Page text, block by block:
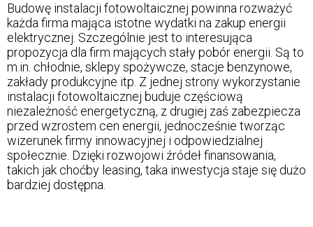
Budowę instalacji fotowoltaicznej powinna rozważyć
każda firma mająca istotne wydatki na zakup energii
elektrycznej. Szczególnie jest to interesująca
propozycja dla firm mających stały pobór energii. Są to
m.in. chłodnie, sklepy spożywcze, stacje benzynowe,
zakłady produkcyjne itp. Z jednej strony wykorzystanie
instalacji fotowoltaicznej buduje częściową
niezależność energetyczną, z drugiej zaś zabezpiecza
przed wzrostem cen energii, jednocześnie tworząc
wizerunek firmy innowacyjnej i odpowiedzialnej
społecznie. Dzięki rozwojowi źródeł finansowania,
takich jak choćby leasing, taka inwestycja staje się dużo
bardziej dostępna.